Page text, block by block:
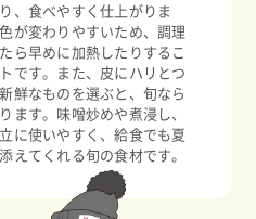
、食べやすく仕上がりま
が変わりやすいため、調理
ら早めに加熱したりするこ
です。また、皮にハリとつ
鮮なものを選ぶと、旬なら
ます。味噌炒めや煮浸し、
に使いやすく、給食でも夏
えてくれる旬の食材です。